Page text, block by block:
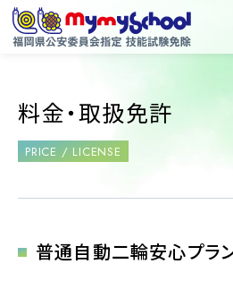
料金・取扱免許
普通自動車
料金・取扱免許
PRICE / LICENSE
普通自動二輪安心プラ